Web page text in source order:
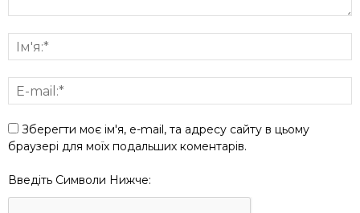
Зберегти моє ім'я, e-mail, та адресу сайту в цьому
браузері для моїх подальших коментарів.
Введіть Символи Нижче: